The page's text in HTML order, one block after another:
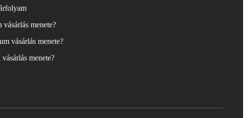
menete?
vásárlás menete?
menete?